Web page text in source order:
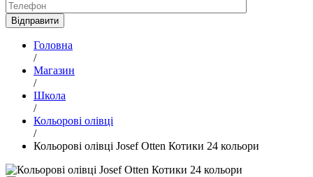
Головна
/
Магазин
/
Школа
/
Кольорові олівці
/
Кольорові олівці Josef Otten Котики 24 кольори